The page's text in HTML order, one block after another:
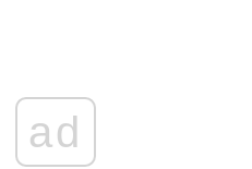
ad